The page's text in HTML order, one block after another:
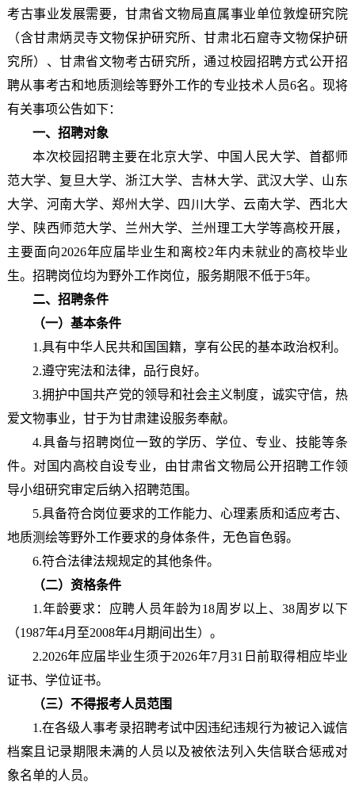
考古事业发展需要，甘肃省文物局直属事业单位敦煌研究院
（含甘肃炳灵寺文物保护研究所、甘肃北石窟寺文物保护研
究所）、甘肃省文物考古研究所，通过校园招聘方式公开招
聘从事考古和地质测绘等野外工作的专业技术人员6名。现将
有关事项公告如下：
一、招聘对象
本次校园招聘主要在北京大学、中国人民大学、首都师
范大学、复旦大学、浙江大学、吉林大学、武汉大学、山东
大学、河南大学、郑州大学、四川大学、云南大学、西北大
学、陕西师范大学、兰州大学、兰州理工大学等高校开展，
主要面向2026年应届毕业生和离校2年内未就业的高校毕业
生。招聘岗位均为野外工作岗位，服务期限不低于5年。
二、招聘条件
（一）基本条件
1.具有中华人民共和国国籍，享有公民的基本政治权利。
2.遵守宪法和法律，品行良好。
3.拥护中国共产党的领导和社会主义制度，诚实守信，热
爱文物事业，甘于为甘肃建设服务奉献。
4.具备与招聘岗位一致的学历、学位、专业、技能等条
件。对国内高校自设专业，由甘肃省文物局公开招聘工作领
导小组研究审定后纳入招聘范围。
5.具备符合岗位要求的工作能力、心理素质和适应考古、
地质测绘等野外工作要求的身体条件，无色盲色弱。
6.符合法律法规规定的其他条件。
（二）资格条件
1.年龄要求：应聘人员年龄为18周岁以上、38周岁以下
（1987年4月至2008年4月期间出生）。
2.2026年应届毕业生须于2026年7月31日前取得相应毕业
证书、学位证书。
（三）不得报考人员范围
1.在各级人事考录招聘考试中因违纪违规行为被记入诚信
档案且记录期限未满的人员以及被依法列入失信联合惩戒对
象名单的人员。